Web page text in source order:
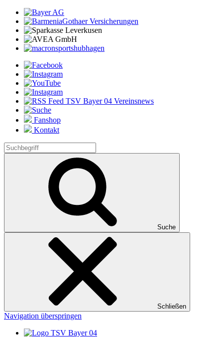
Fanshop
Kontakt
Suche
Schließen
Navigation überspringen